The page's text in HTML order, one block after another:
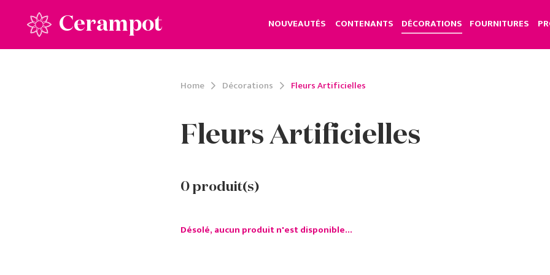
Cerampot NOUVEAUTÉS CONTENANTS DÉCORATIONS FOURNITURES
Home Décorations Fleurs Artificielles
Fleurs Artificielles
0 produit(s)
Désolé, aucun produit n'est disponible...